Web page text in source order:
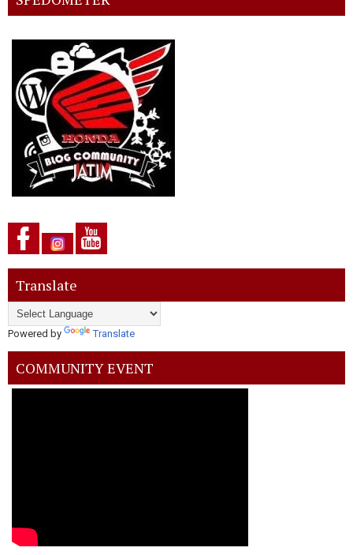
Translate
Powered by Translate
COMMUNITY EVENT